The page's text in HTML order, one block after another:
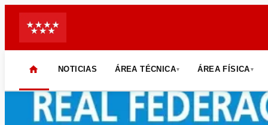
INICIO
NOTICIAS ÁREA TÉCNICA▾ ÁREA FÍSICA ▾